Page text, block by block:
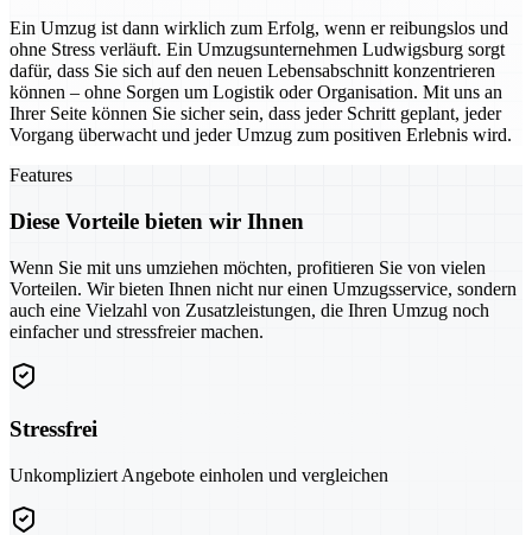
Ein Umzug ist dann wirklich zum Erfolg, wenn er reibungslos und
ohne Stress verläuft. Ein Umzugsunternehmen Ludwigsburg sorgt
dafür, dass Sie sich auf den neuen Lebensabschnitt konzentrieren
können – ohne Sorgen um Logistik oder Organisation. Mit uns an
Ihrer Seite können Sie sicher sein, dass jeder Schritt geplant, jeder
Vorgang überwacht und jeder Umzug zum positiven Erlebnis wird.
Features
Diese Vorteile bieten wir Ihnen
Wenn Sie mit uns umziehen möchten, profitieren Sie von vielen
Vorteilen. Wir bieten Ihnen nicht nur einen Umzugsservice, sondern
auch eine Vielzahl von Zusatzleistungen, die Ihren Umzug noch
einfacher und stressfreier machen.
Stressfrei
Unkompliziert Angebote einholen und vergleichen